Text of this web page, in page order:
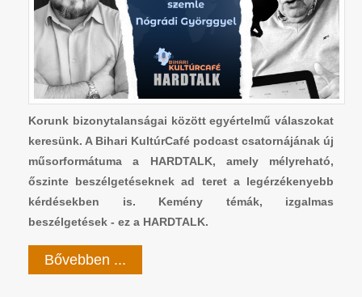
Korunk bizonytalanságai között egyértelmű válaszokat
keresünk. A Bihari KultúrCafé podcast csatornájának új
műsorformátuma a HARDTALK, amely mélyreható,
őszinte beszélgetéseknek ad teret a legérzékenyebb
kérdésekben is. Kemény témák, izgalmas
beszélgetések - ez a HARDTALK.
Bővebben ...